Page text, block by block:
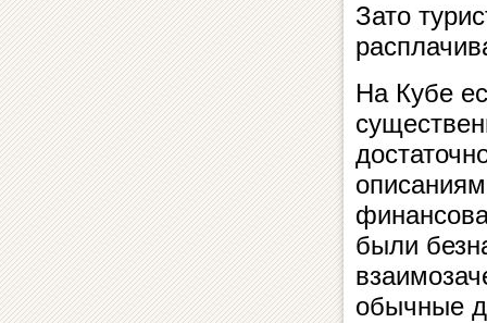
Зато
На Кубе
были
обычные